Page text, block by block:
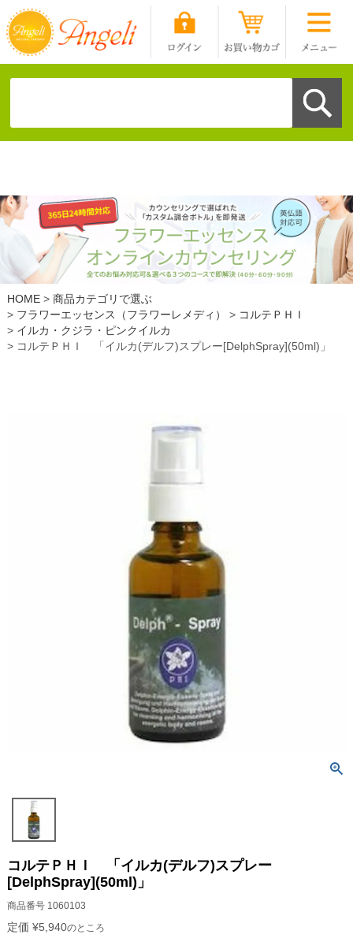
HOME
商品カテゴリで選ぶ
フラワーエッセンス（フラワーレメディ）
コルテＰＨＩ
イルカ・クジラ・ピンクイルカ
コルテＰＨＩ 「イルカ(デルフ)スプレー[DelphSpray](50ml)」
コルテＰＨＩ 「イルカ(デルフ)スプレー
[DelphSpray](50ml)」
商品番号 1060103
定価 ¥5,940のところ